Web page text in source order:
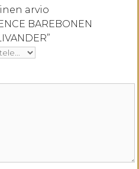
arvio
BAREBONEN